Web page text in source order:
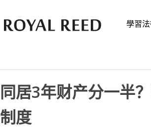
學習
同居3年财产分一半
制度